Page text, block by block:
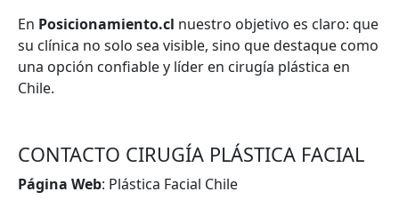
En Posicionamiento.cl nuestro objetivo es claro: que
su clínica no solo sea visible, sino que destaque como
una opción confiable y líder en cirugía plástica en
Chile.
CONTACTO CIRUGÍA PLÁSTICA FACIAL
Página Web: Plástica Facial Chile